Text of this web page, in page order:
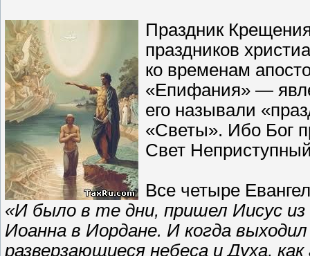
Праздник
праздников
ко временам
«Епифания» —
его называли
«Светы». Ибо Бог
Свет
Все четыре
«И было в те дни, пришел Иисус
Иоанна в Иордане. И когда
разверзающиеся небеса и Духа,